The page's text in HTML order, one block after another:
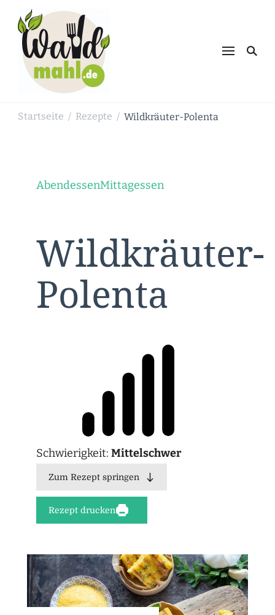
Schnabulieren, was die Natur einem
Startseite / Rezepte / Wildkräuter-Polenta
AbendessenMittagessen
Wildkräuter-
Polenta
Schwierigkeit: Mittelschwer
Zum Rezept springen
Rezept drucken